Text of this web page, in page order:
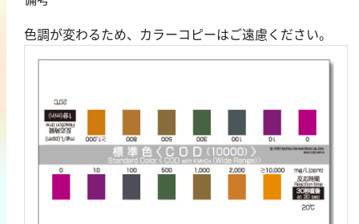
色調が変わるため、カラーコピーはご遠慮ください。
金
銀
銅
ニッケル
マンガン